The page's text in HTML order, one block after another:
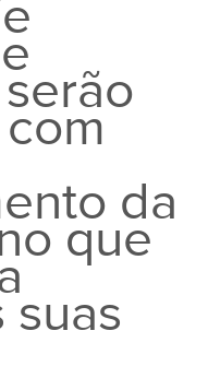
da
que
suas